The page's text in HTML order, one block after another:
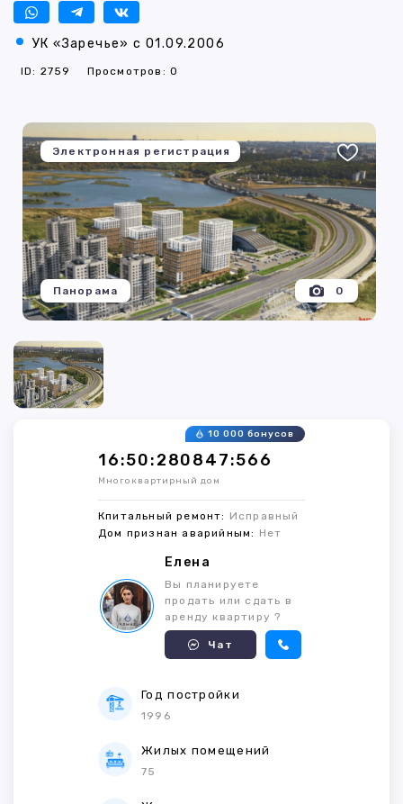
УК «Заречье» с 01.09.2006
ID: 2759 Просмотров: 0
Электронная регистрация
0
Панорама
16:50:280847:566
10 000 бонусов
Многоквартирный дом
Кпитальный ремонт: Исправный
Дом признан аварийным: Нет
Елена
Вы планируете
продать или сдать в
аренду квартиру ?
Чат
Год постройки
1996
Жилых помещений
75